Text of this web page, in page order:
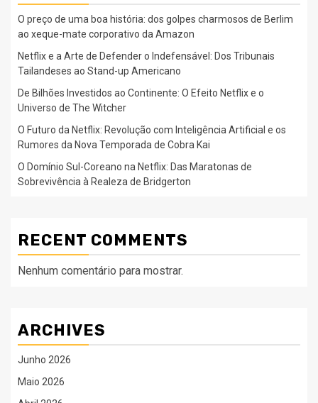
O preço de uma boa história: dos golpes charmosos de Berlim
ao xeque-mate corporativo da Amazon
Netflix e a Arte de Defender o Indefensável: Dos Tribunais
Tailandeses ao Stand-up Americano
De Bilhões Investidos ao Continente: O Efeito Netflix e o
Universo de The Witcher
O Futuro da Netflix: Revolução com Inteligência Artificial e os
Rumores da Nova Temporada de Cobra Kai
O Domínio Sul-Coreano na Netflix: Das Maratonas de
Sobrevivência à Realeza de Bridgerton
RECENT COMMENTS
Nenhum comentário para mostrar.
ARCHIVES
Junho 2026
Maio 2026